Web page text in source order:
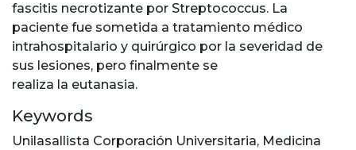
fascitis necrotizante por Streptococcus. La
paciente fue sometida a tratamiento médico
intrahospitalario y quirúrgico por la severidad de
sus lesiones, pero finalmente se
realiza la eutanasia.
Keywords
Unilasallista Corporación Universitaria, Medicina